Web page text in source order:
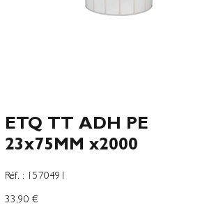
ETQ TT ADH PE
23x75MM x2000
Réf. :
SKU
1570491
1570491
Preço
33,90 €